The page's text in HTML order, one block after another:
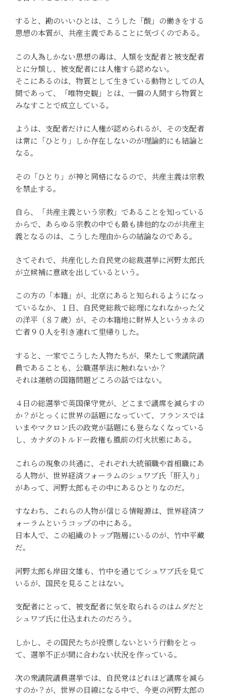
すると、勘のいいひとは、こうした「酸」の働きをする
思想の本質が、共産主義であることに気づくのである。
この人為しかない思想の毒は、人類を支配者と被支配者
とに分類し、被支配者には人権すら認めない。
そこにあるのは、物質として生きている動物としての人
間であって、「唯物史観」とは、一個の人間すら物質と
みなすことで成立している。
ようは、支配者だけに人権が認められるが、その支配者
は常に「ひとり」しか存在しないのが理論的にも結論と
なる。
その「ひとり」が神と同格になるので、共産主義は宗教
を禁止する。
自ら、「共産主義という宗教」であることを知っている
からで、あらゆる宗教の中でも最も排他的なのが共産主
義となるのは、こうした理由からの結論なのである。
さてそれで、共産化した自民党の総裁選挙に河野太郎氏
が立候補に意欲を出しているという。
この方の「本籍」が、北京にあると知られるようになっ
ているなか、１日、自民党総裁で総理になれなかった父
の洋平（８７歳）が、その本籍地に財界人というカネの
亡者９０人を引き連れて里帰りした。
すると、一家でこうした人物たちが、果たして衆議院議
員であることも、公職選挙法に触れないか？
それは蓮舫の国籍問題どころの話ではない。
４日の総選挙で英国保守党が、どこまで議席を減らすの
か？がとっくに世界の話題になっていて、フランスでは
いまやマクロン氏の政党が話題にも登らなくなっている
し、カナダのトルドー政権も風前の灯火状態にある。
これらの現象の共通に、それぞれ大統領職や首相職にあ
る人物が、世界経済フォーラムのシュワブ氏「肝入り」
があって、河野太郎もその中にあるひとりなのだ。
すなわち、これらの人物が信じる情報源は、世界経済フ
ォーラムというコップの中にある。
日本人で、この組織のトップ階層にいるのが、竹中平蔵
だ。
河野太郎も岸田文雄も、竹中を通じてシュワブ氏を見て
いるが、国民を見ることはない。
支配者にとって、被支配者に気を取られるのはムダだと
シュワブ氏に仕込まれたのだろう。
しかし、その国民たちが投票しないという行動をとっ
て、選挙不正が間に合わない状況を作っている。
次の衆議院議員選挙では、自民党はどれほど議席を減ら
すのか？が、世界の目線になる中で、今更の河野太郎の